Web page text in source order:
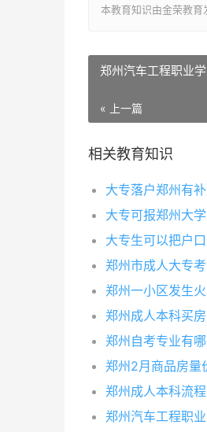
本教育知识由金荣教育
郑州汽车工程职业
« 上一篇
相关教育知识
大专落户郑州有
大专可报郑州大
大专生可以把户
郑州市成人大专
郑州一小区发生
郑州成人本科买
郑州自考专业有
郑州2月商品房量
郑州成人本科流程
郑州汽车工程职